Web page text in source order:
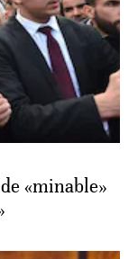
«minable»